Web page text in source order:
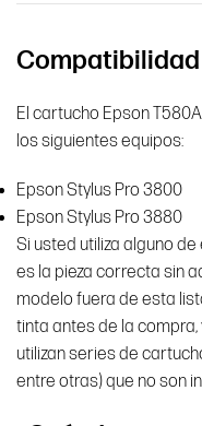
Compatibilidad
El cartucho Epson
los siguientes equipos:
Epson Stylus Pro 3800
Epson Stylus Pro 3880
Si usted utiliza alguno
es la pieza correcta sin
modelo fuera de esta
tinta antes de la
utilizan series de
entre otras) que no son